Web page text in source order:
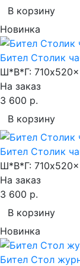
В корзину
Новинка
Бител Столик
Ш*В*Г:
На заказ
3 600 р.
В корзину
Бител Столик
Ш*В*Г:
На заказ
3 600 р.
В корзину
Новинка
Бител Стол